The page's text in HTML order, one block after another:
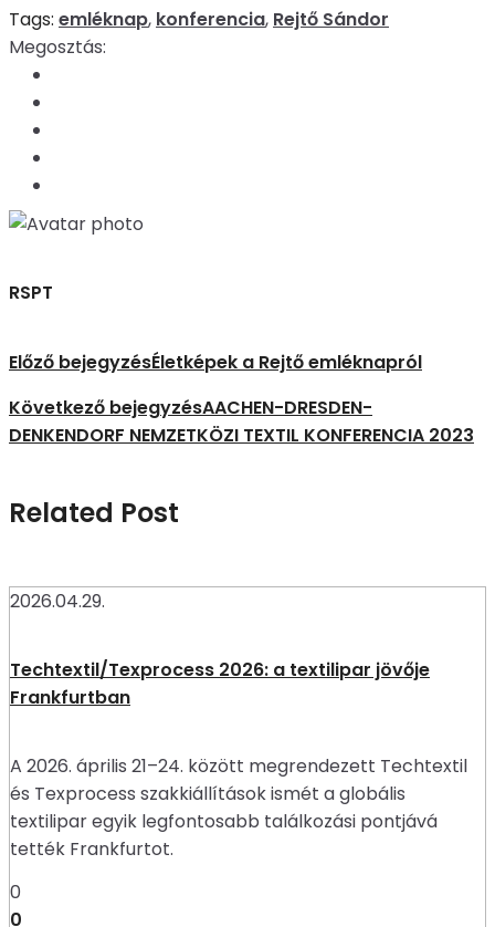
Tags: emléknap, konferencia, Rejtő Sándor
Megosztás:
RSPT
Előző bejegyzésÉletképek a Rejtő emléknapról
Következő bejegyzésAACHEN-DRESDEN-
DENKENDORF NEMZETKÖZI TEXTIL KONFERENCIA 2023
Related Post
2026.04.29.
Techtextil/Texprocess 2026: a textilipar jövője
Frankfurtban
A 2026. április 21–24. között megrendezett Techtextil
és Texprocess szakkiállítások ismét a globális
textilipar egyik legfontosabb találkozási pontjává
tették Frankfurtot.
0
0